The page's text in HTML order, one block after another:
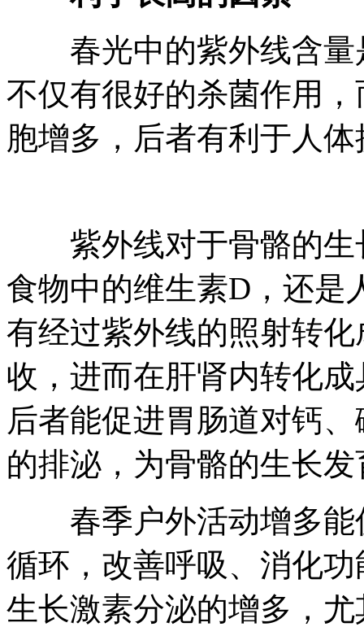
春光中的紫外线含量
不仅有很好的杀菌作用
胞增多，后者有利于人
紫外线对于骨骼的生
食物中的维生素D，还是
有经过紫外线的照射转
收，进而在肝肾内转化
后者能促进胃肠道对钙
的排泌，为骨骼的生长
春季户外活动增多能
循环，改善呼吸、消化
生长激素分泌的增多，